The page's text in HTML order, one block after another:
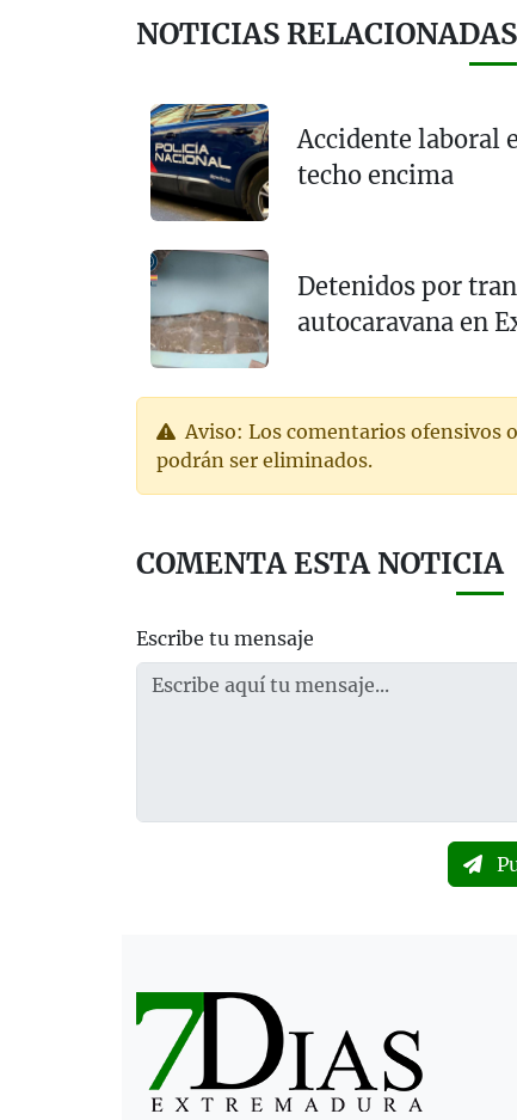
NOTICIAS RELACIONADAS
Accidente laboral
techo encima
Detenidos por
autocaravana en
Aviso: Los comentarios ofensivos
podrán ser eliminados.
COMENTA ESTA NOTICIA
Escribe tu mensaje